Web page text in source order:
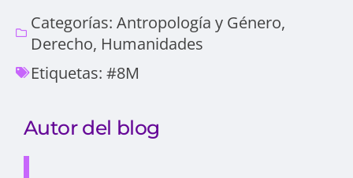
Categorías: Antropología y Género,
Derecho, Humanidades
Etiquetas: #8M
Autor del blog